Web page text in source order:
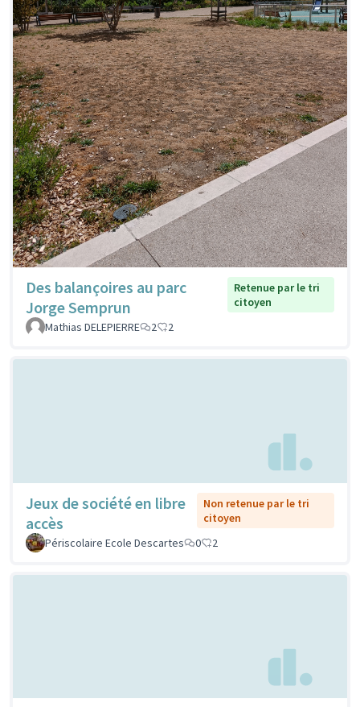
Des balançoires au parc
Jorge Semprun
Retenue par le tri
citoyen
Mathias DELEPIERRE
2 2
Jeux de société en libre
accès
Non retenue par le tri
citoyen
Périscolaire Ecole Descartes
0 2